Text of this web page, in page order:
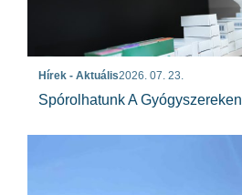
Hírek - Aktuális2026. 07. 23.
Spórolhatunk A Gyógyszereken